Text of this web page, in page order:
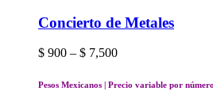
Concierto de Metales
$ 900 – $ 7,500Price
$ 900
Pesos Mexicanos | Precio variable por